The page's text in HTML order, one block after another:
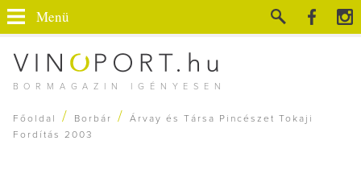
BORMAGAZIN IGÉNYESEN
Menü
Főoldal / Borbár /
Árvay és Társa Pincészet Tokaji
Fordítás 2003